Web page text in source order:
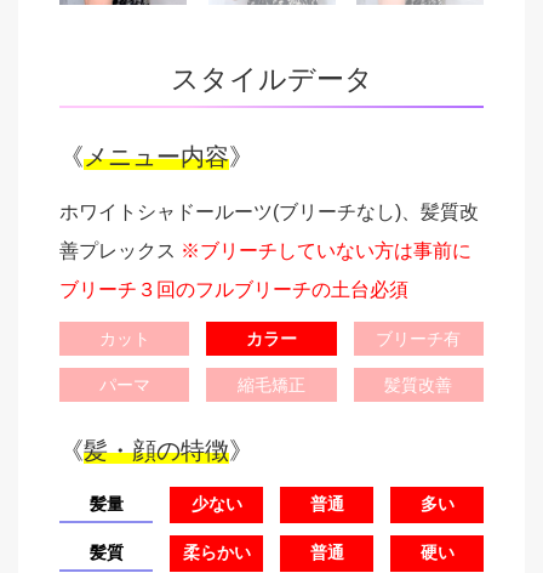
スタイルデータ
《メニュー内容》
ホワイトシャドールーツ(ブリーチなし)、髪質改
善プレックス ※ブリーチしていない方は事前に
ブリーチ３回のフルブリーチの土台必須
カット カラー ブリーチ有
パーマ 縮毛矯正 髪質改善
《髪・顔の特徴》
髪量 少ない 普通 多い
髪質 柔らかい 普通 硬い